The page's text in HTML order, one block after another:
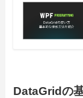
DataGridの